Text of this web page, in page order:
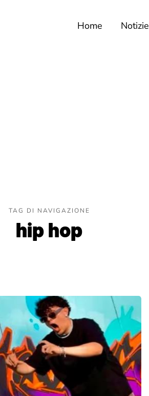
Home Notizie
TAG DI NAVIGAZIONE
hip hop